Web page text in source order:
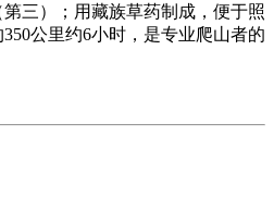
三）；用藏族草药制成，便于照
公里约6小时，是专业爬山者的